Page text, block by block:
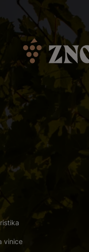
vinice